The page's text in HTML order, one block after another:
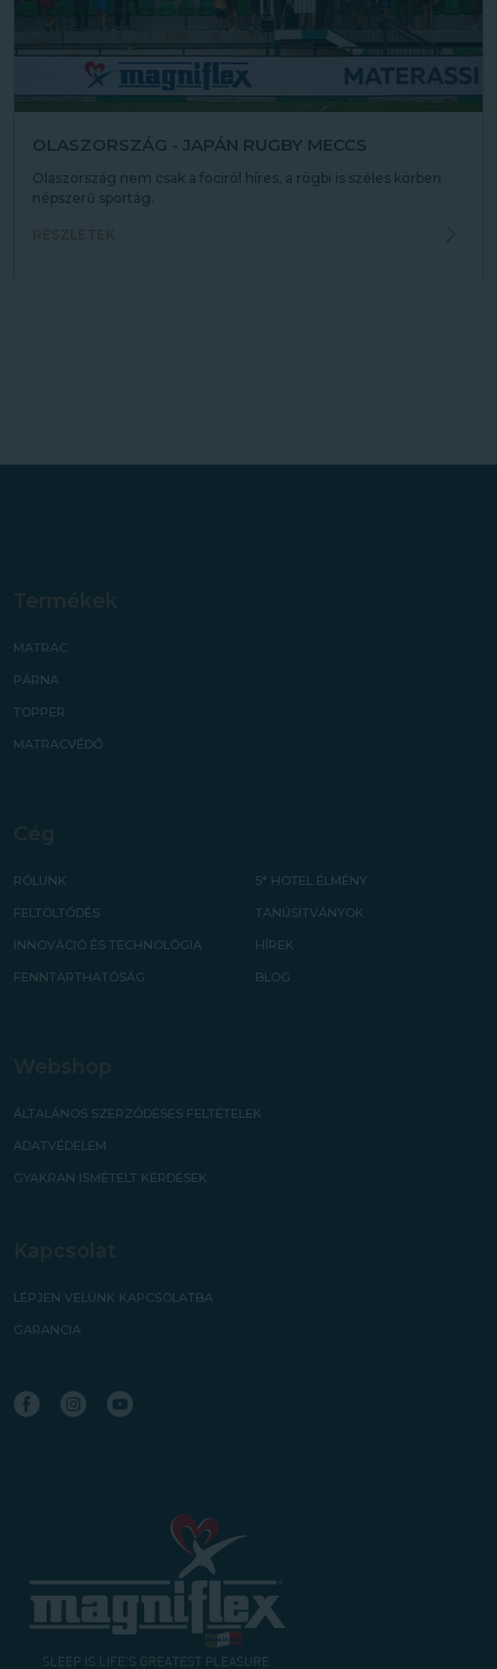
OLASZORSZÁG - JAPÁN RUGBY MECCS
Olaszország nem csak a fociról híres, a rögbi is széles körben
népszerű sportág.
MATRAC
PÁRNA
TOPPER
MATRACVÉDŐ
RÓLUNK
FELTÖLTŐDÉS
INNOVÁCIÓ ÉS TECHNOLÓGIA
FENNTARTHATÓSÁG
5* HOTEL ÉLMÉNY
TANÚSÍTVÁNYOK
HÍREK
BLOG
ÁLTALÁNOS SZERZŐDÉSES FELTÉTELEK
ADATVÉDELEM
GYAKRAN ISMÉTELT KÉRDÉSEK
LÉPJEN VELÜNK KAPCSOLATBA
GARANCIA